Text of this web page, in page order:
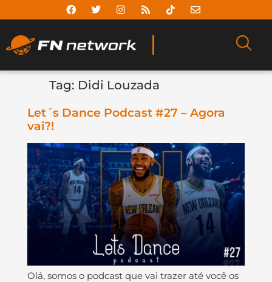
Tag: Didi Louzada
Let´s Dance Podcast #27 – Agora
vai?!
Olá, somos o podcast que vai trazer até você os